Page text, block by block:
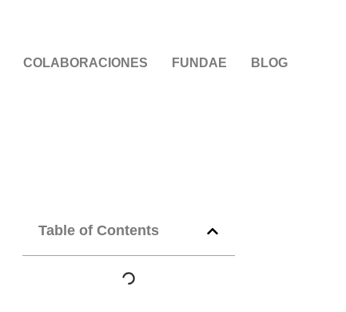
COLABORACIONES FUNDAE BLOG
Table of Contents